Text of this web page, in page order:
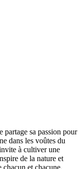
sa passion pour
dans les voûtes du
à cultiver une
de la nature et
et chacune.